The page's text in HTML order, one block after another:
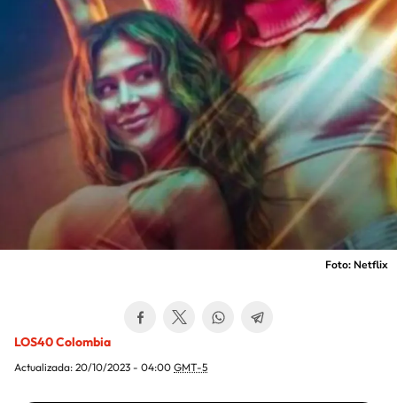
Foto: Netflix
LOS40 Colombia
Actualizada: 20/10/2023 - 04:00 GMT-5